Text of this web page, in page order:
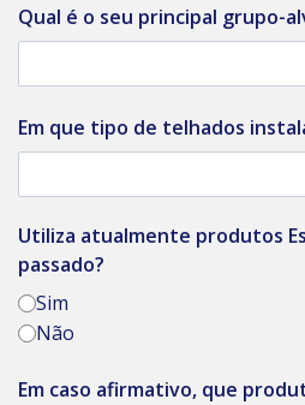
Qual é o seu principal grupo-
Em que tipo de telhados
Utiliza atualmente produtos
passado?
Sim
Não
Em caso afirmativo, que